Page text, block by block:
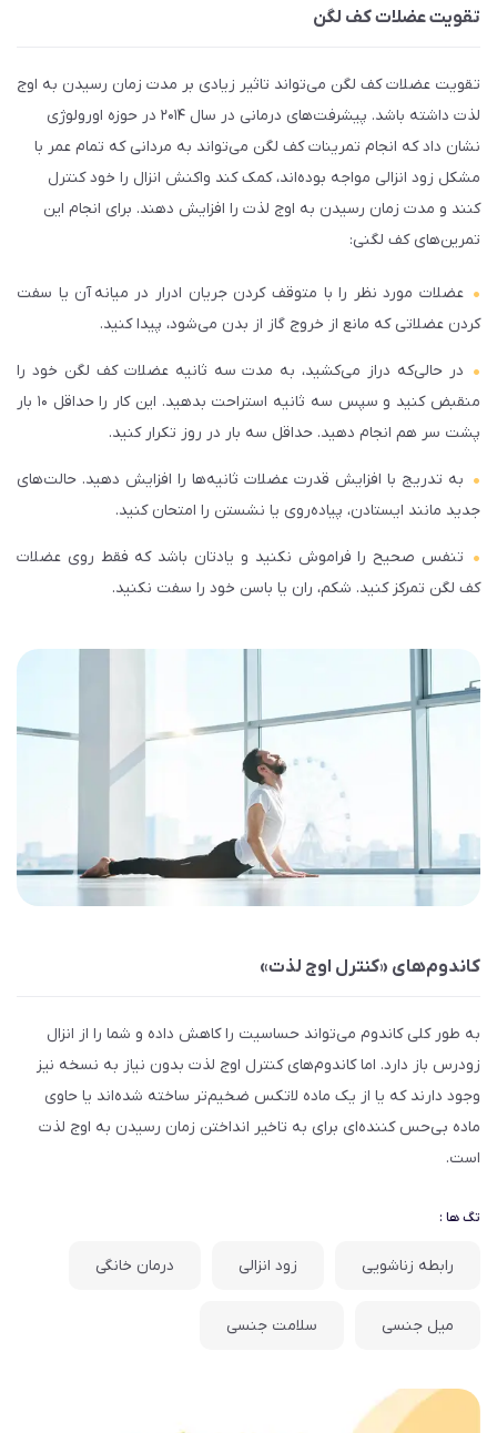
تقویت عضلات کف لگن
تقویت عضلات کف لگن می‌تواند تاثیر زیادی بر مدت زمان رسیدن به اوج
لذت داشته باشد. پیشرفت‌های درمانی در سال ۲۰۱۴ در حوزه اورولوژی
نشان داد که انجام تمرینات کف لگن می‌تواند به مردانی که تمام عمر با
مشکل زود انزالی مواجه بوده‌اند، کمک کند واکنش انزال را خود کنترل
کنند و مدت زمان رسیدن به اوج لذت را افزایش دهند. برای انجام این
تمرین‌های کف لگنی:
عضلات مورد نظر را با متوقف کردن جریان ادرار در میانه‌ آن یا سفت
کردن عضلاتی که مانع از خروج گاز از بدن می‌شود، پیدا کنید.
در حالی‌که دراز می‌کشید، به مدت سه ثانیه عضلات کف لگن خود را
منقبض کنید و سپس سه ثانیه استراحت بدهید. این کار را حداقل ۱۰ بار
پشت سر هم انجام دهید. حداقل سه بار در روز تکرار کنید.
به تدریج با افزایش قدرت عضلات ثانیه‌ها را افزایش دهید. حالت‌های
جدید مانند ایستادن، پیاده‌روی یا نشستن را امتحان کنید.
تنفس صحیح را فراموش نکنید و یادتان باشد که فقط روی عضلات
کف لگن تمرکز کنید. شکم، ران یا باسن خود را سفت نکنید.
کاندوم‌های «کنترل اوج لذت»
به طور کلی کاندوم می‌تواند حساسیت را کاهش داده و شما را از انزال
زودرس باز دارد. اما کاندوم‌های کنترل اوج لذت بدون نیاز به نسخه نیز
وجود دارند که یا از یک ماده لاتکس ضخیم‌تر ساخته شده‌اند یا حاوی
ماده بی‌حس کننده‌ای برای به تاخیر انداختن زمان رسیدن به اوج لذت
است.
تگ ها :
رابطه زناشویی زود انزالی درمان خانگی
میل جنسی سلامت جنسی